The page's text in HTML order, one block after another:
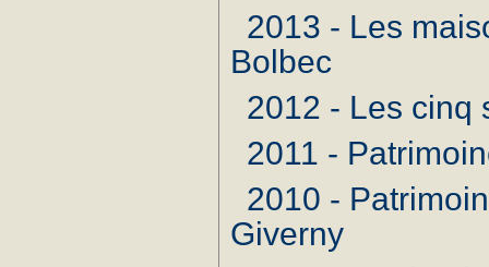
2013 - Les
Bolbec
2012 - Les cinq
2011 -
2010 -
Giverny